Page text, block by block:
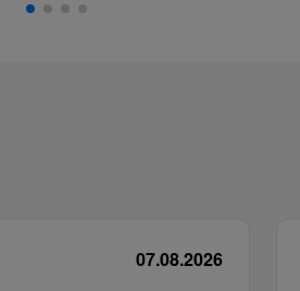
07.08.2026